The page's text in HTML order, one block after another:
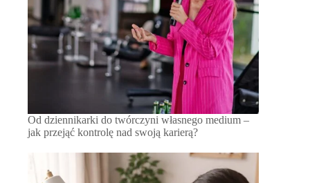
Od dziennikarki do twórczyni własnego medium –
jak przejąć kontrolę nad swoją karierą?